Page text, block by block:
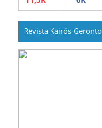
Revista Kairós-